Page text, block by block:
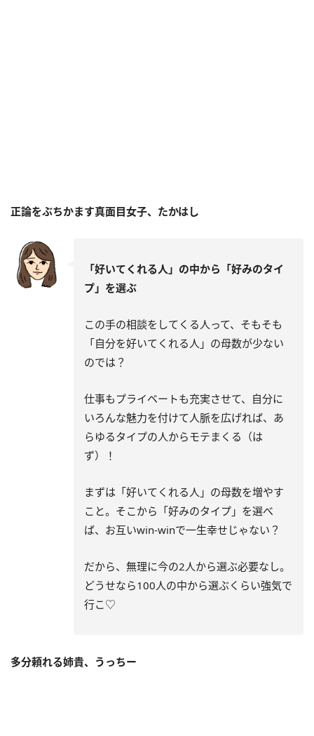
正論をぶちかます真面目女子、たかはし
「好いてくれる人」の中から「好みのタイ
プ」を選ぶ
この手の相談をしてくる人って、そもそも
「自分を好いてくれる人」の母数が少ない
のでは？
仕事もプライベートも充実させて、自分に
いろんな魅力を付けて人脈を広げれば、あ
らゆるタイプの人からモテまくる（は
ず）！
まずは「好いてくれる人」の母数を増やす
こと。そこから「好みのタイプ」を選べ
ば、お互いwin-winで一生幸せじゃない？
だから、無理に今の2人から選ぶ必要なし。
どうせなら100人の中から選ぶくらい強気で
行こ♡
多分頼れる姉貴、うっちー